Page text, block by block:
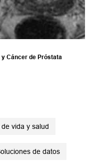
Cáncer de Próstata
de vida y salud
de datos